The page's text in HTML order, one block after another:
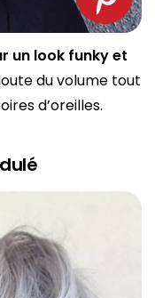
un look funky et
du volume tout
d’oreilles.